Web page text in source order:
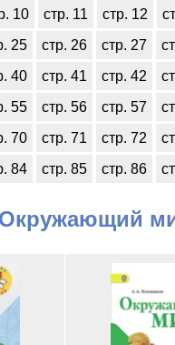
10 стр. 11 стр. 12
25 стр. 26 стр. 27
40 стр. 41 стр. 42
55 стр. 56 стр. 57
70 стр. 71 стр. 72
84 стр. 85 стр. 86